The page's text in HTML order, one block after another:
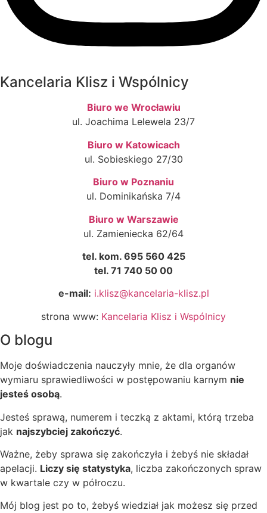
Kancelaria Klisz i Wspólnicy
Biuro we Wrocławiu
ul. Joachima Lelewela 23/7
Biuro w Katowicach
ul. Sobieskiego 27/30
Biuro w Poznaniu
ul. Dominikańska 7/4
Biuro w Warszawie
ul. Zamieniecka 62/64
tel. kom. 695 560 425
tel. 71 740 50 00
e-mail: i.klisz@kancelaria-klisz.pl
strona www: Kancelaria Klisz i Wspólnicy
O blogu
Moje doświadczenia nauczyły mnie, że dla organów
wymiaru sprawiedliwości w postępowaniu karnym nie
jesteś osobą.
Jesteś sprawą, numerem i teczką z aktami, którą trzeba
jak najszybciej zakończyć.
Ważne, żeby sprawa się zakończyła i żebyś nie składał
apelacji. Liczy się statystyka, liczba zakończonych spraw
w kwartale czy w półroczu.
Mój blog jest po to, żebyś wiedział jak możesz się przed